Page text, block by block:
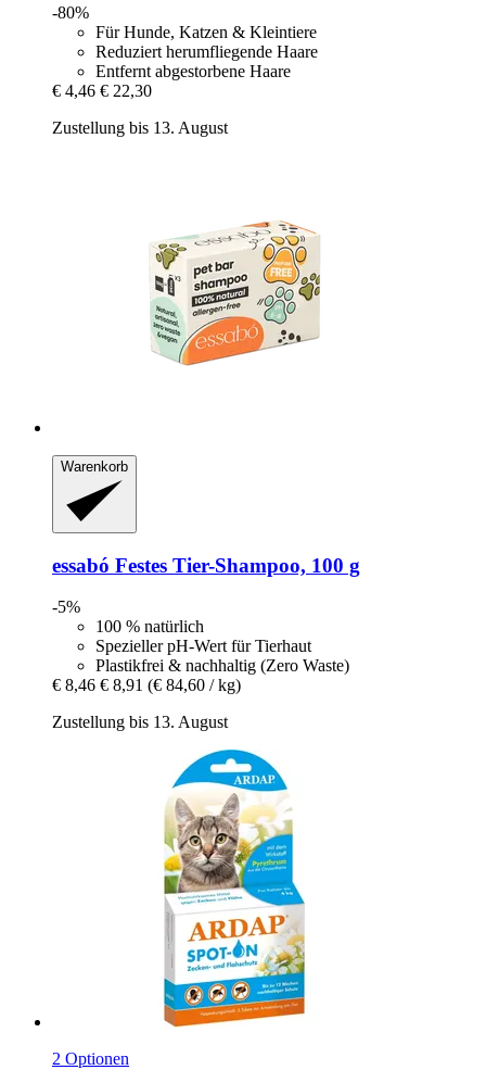
-80%
Für Hunde, Katzen & Kleintiere
Reduziert herumfliegende Haare
Entfernt abgestorbene Haare
€ 4,46 € 22,30
Zustellung bis 13. August
Warenkorb
essabó Festes Tier-​Shampoo, 100 g
-5%
100 % natürlich
Spezieller pH-Wert für Tierhaut
Plastikfrei & nachhaltig (Zero Waste)
€ 8,46 € 8,91 (€ 84,60 / kg)
Zustellung bis 13. August
2 Optionen